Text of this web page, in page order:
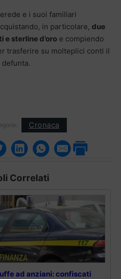
e i suoi familiari
in particolare, due
e sterline d’oro e compiendo
trasferire su molteplici conti il
Cronaca
Correlati
ad anziani: confiscati